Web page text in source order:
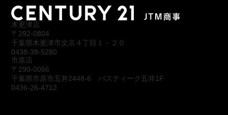
木更津店
〒292-0804
千葉県木更津市文京４丁目１－２０
0438-38-5280
市原店
〒290-0056
千葉県市原市五井2448-6 パスティーク五井1F
0436-26-4712